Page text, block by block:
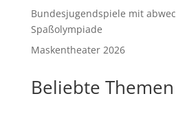
Bundesjugendspiele mit
Spaßolympiade
Maskentheater 2026
Beliebte Themen